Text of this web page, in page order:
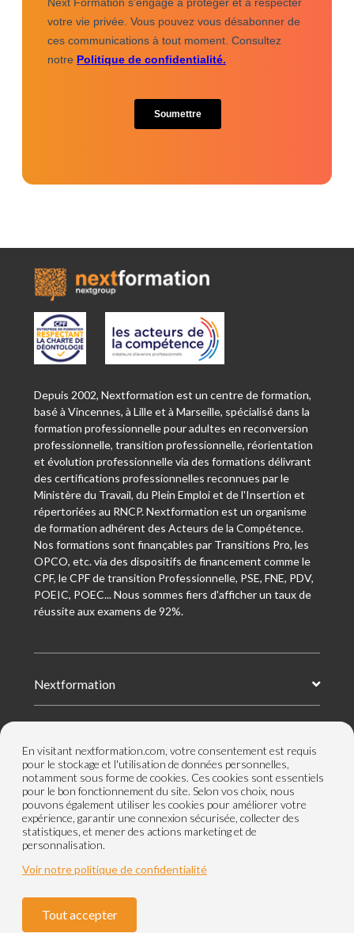
Depuis 2002, Nextformation est un centre de formation,
basé à Vincennes, à Lille et à Marseille, spécialisé dans la
formation professionnelle pour adultes en reconversion
professionnelle, transition professionnelle, réorientation
et évolution professionnelle via des formations délivrant
des certifications professionnelles reconnues par le
Ministère du Travail, du Plein Emploi et de l'Insertion et
répertoriées au RNCP. Nextformation est un organisme
de formation adhérent des Acteurs de la Compétence.
Nos formations sont finançables par Transitions Pro, les
OPCO, etc. via des dispositifs de financement comme le
CPF, le CPF de transition Professionnelle, PSE, FNE, PDV,
POEIC, POEC... Nous sommes fiers d'afficher un taux de
réussite aux examens de 92%.
Nextformation
Nos centres de formation
Le groupe
En visitant nextformation.com, votre consentement est requis
pour le stockage et l'utilisation de données personnelles,
notamment sous forme de cookies. Ces cookies sont essentiels
pour le bon fonctionnement du site. Selon vos choix, nous
pouvons également utiliser les cookies pour améliorer votre
expérience, garantir une connexion sécurisée, collecter des
statistiques, et mener des actions marketing et de
personnalisation.
Tout accepter
Voir notre politique de confidentialité